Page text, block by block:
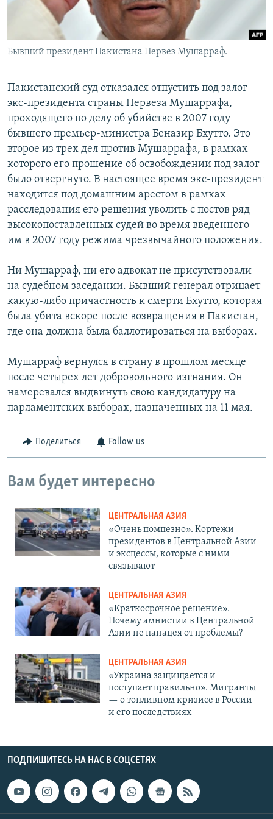
Бывший президент Пакистана Первез Мушарраф.
Пакистанский суд отказался отпустить под залог
экс-президента страны Первеза Мушаррафа,
проходящего по делу об убийстве в 2007 году
бывшего премьер-министра Беназир Бхутто. Это
второе из трех дел против Мушаррафа, в рамках
которого его прошение об освобождении под залог
было отвергнуто. В настоящее время экс-президент
находится под домашним арестом в рамках
расследования его решения уволить с постов ряд
высокопоставленных судей во время введенного
им в 2007 году режима чрезвычайного положения.
Ни Мушарраф, ни его адвокат не присутствовали
на судебном заседании. Бывший генерал отрицает
какую-либо причастность к смерти Бхутто, которая
была убита вскоре после возвращения в Пакистан,
где она должна была баллотироваться на выборах.
Мушарраф вернулся в страну в прошлом месяце
после четырех лет добровольного изгнания. Он
намеревался выдвинуть свою кандидатуру на
парламентских выборах, назначенных на 11 мая.
Поделиться Follow us
Вам будет интересно
ЦЕНТРАЛЬНАЯ АЗИЯ
«Очень помпезно». Кортежи
президентов в Центральной Азии
и эксцессы, которые с ними
связывают
ЦЕНТРАЛЬНАЯ АЗИЯ
«Краткосрочное решение».
Почему амнистии в Центральной
Азии не панацея от проблемы?
ЦЕНТРАЛЬНАЯ АЗИЯ
«Украина защищается и
поступает правильно». Мигранты
— о топливном кризисе в России
и его последствиях
ПОДПИШИТЕСЬ НА НАС В СОЦСЕТЯХ